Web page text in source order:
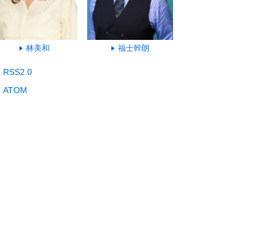
林美和 福士幹朗
RSS2.0
ATOM